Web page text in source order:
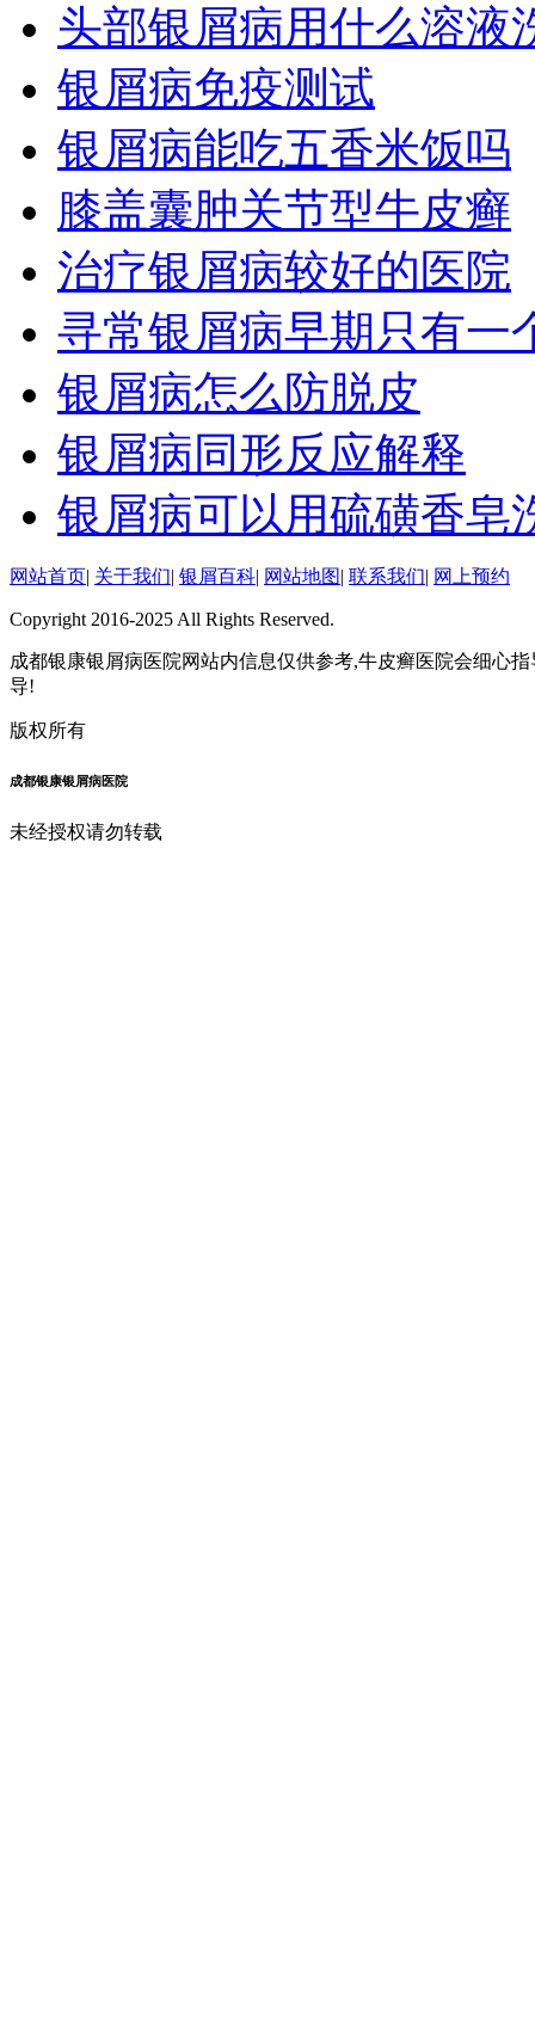
头部银屑病用什么溶液
银屑病免疫测试
银屑病能吃五香米饭吗
膝盖囊肿关节型牛皮癣
治疗银屑病较好的医院
寻常银屑病早期只有一
银屑病怎么防脱皮
银屑病同形反应解释
银屑病可以用硫磺香皂
网站首页| 关于我们| 银屑百科| 网站地图| 联系我们| 网上预约
Copyright 2016-2025 All Rights Reserved.
成都银康银屑病医院网站内信息仅供参考,牛皮癣医院会细心
导!
版权所有
成都银康银屑病医院
未经授权请勿转载